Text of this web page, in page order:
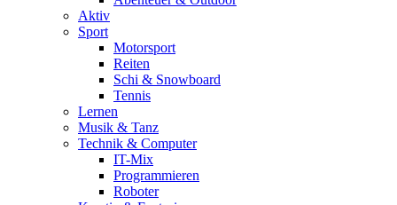
Aktiv
Sport
Motorsport
Reiten
Schi & Snowboard
Tennis
Lernen
Musik & Tanz
Technik & Computer
IT-Mix
Programmieren
Roboter